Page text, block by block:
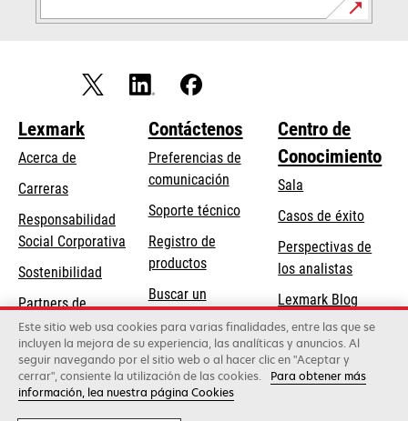
Lexmark
Acerca de
Carreras
Responsabilidad
Social Corporativa
abre
una
pestaña
nueva
Sostenibilidad
Partners de
Lexmark
Contáctenos
Preferencias de
comunicación
Soporte técnicose
pestaña
nueva
Registro de
productos
Buscar un
concesionario
Centro de
Conocimiento
Sala
Casos de éxito
Perspectivas de
los analistas
Lexmark Blog
Lexmark International, Inc., una empresa de Xerox
©2026 Todos los derechos reservados.
Este sitio web usa cookies para varias finalidades, entre las que se
incluyen la mejora de su experiencia, las analíticas y anuncios. Al
seguir navegando por el sitio web o al hacer clic en "Aceptar y
cerrar", consiente la utilización de las cookies.
Para obtener más
información, lea nuestra página Cookies